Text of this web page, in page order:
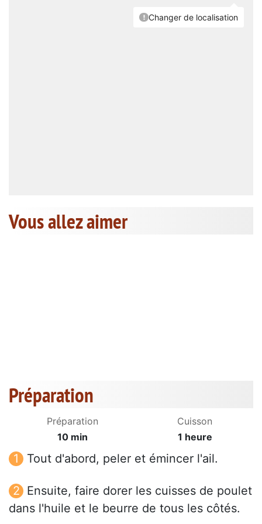
Vous allez aimer
Préparation
Préparation
10 min
Cuisson
1 heure
Tout d'abord, peler et émincer l'ail.
Ensuite, faire dorer les cuisses de poulet
dans l'huile et le beurre de tous les côtés.